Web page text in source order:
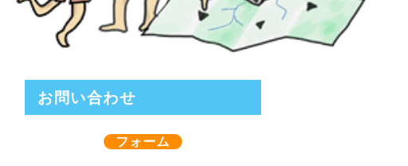
お問い合わせ
フォーム